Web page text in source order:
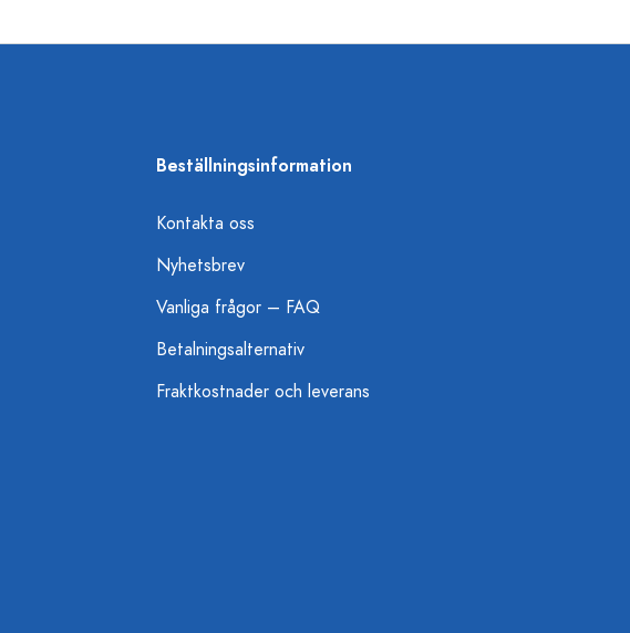
Beställningsinformation
Kontakta oss
Nyhetsbrev
Vanliga frågor – FAQ
Betalningsalternativ
Fraktkostnader och leverans